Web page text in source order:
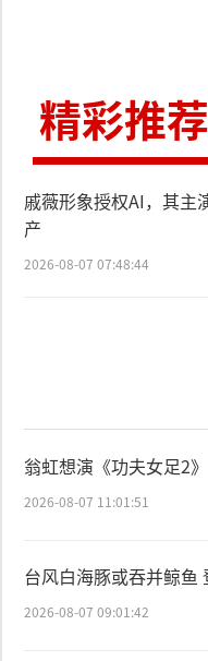
精彩推荐
戚薇形象授权AI，其主
产
2026-08-07 07:48:44
翁虹想演《功夫女足2
2026-08-07 11:01:51
台风白海豚或吞并鲸鱼
2026-08-07 09:01:42